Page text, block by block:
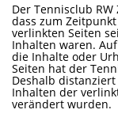
Der Tennisclub
dass zum
verlinkten Seiten
Inhalten waren.
die Inhalte oder
Seiten hat der
Deshalb
Inhalten der
verändert wurden.